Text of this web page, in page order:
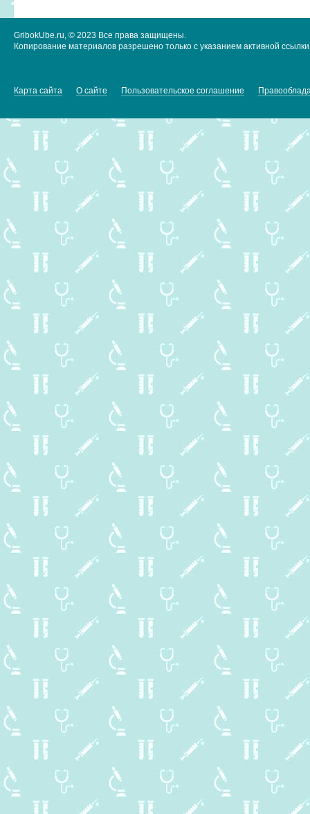
GribokUbe.ru, © 2023 Все права защищены.
Копирование материалов разрешено только с указанием активной
Карта сайта О сайте Пользовательское соглашение